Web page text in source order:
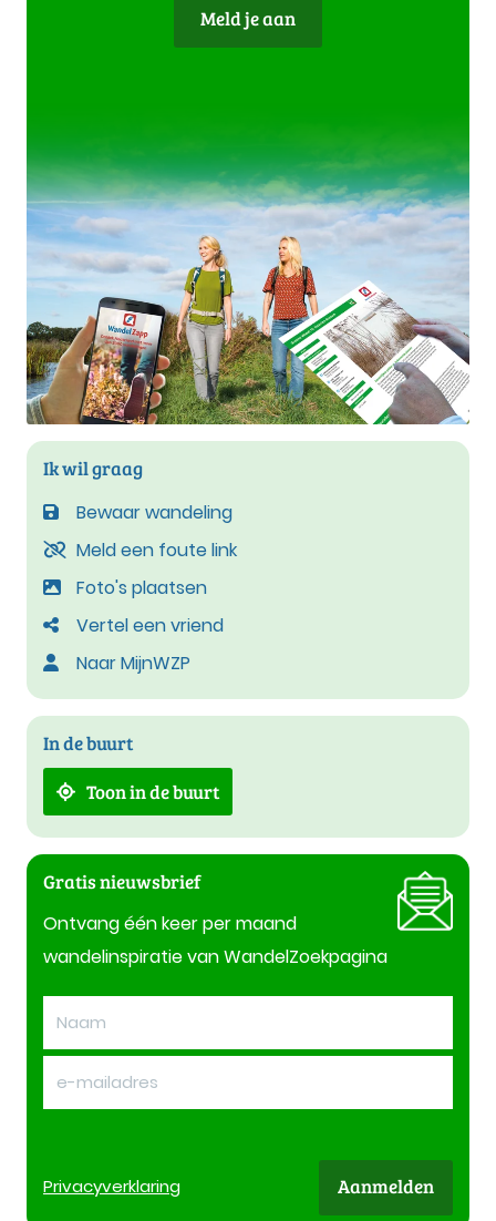
Meld je aan
Ik wil graag
Bewaar wandeling
Meld een foute link
Foto's plaatsen
Vertel een vriend
Naar MijnWZP
In de buurt
Toon in de buurt
Gratis nieuwsbrief
Ontvang één keer per maand
wandelinspiratie van WandelZoekpagina
Privacyverklaring Aanmelden